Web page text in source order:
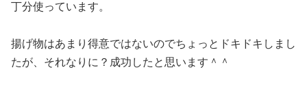
丁分使っています。
揚げ物はあまり得意ではないのでちょっとドキドキしまし
たが、それなりに？成功したと思います＾＾